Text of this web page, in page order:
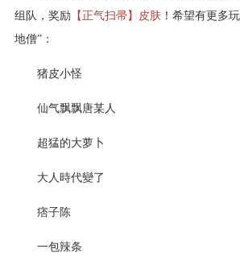
组队，奖励 【正气扫帚】皮肤！希望有更多
地僧”：
猪皮小怪
仙气飘飘唐某人
超猛的大萝卜
大人時代變了
痞子陈
一包辣条